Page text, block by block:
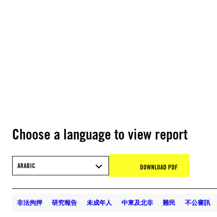
Choose a language to view report
ARABIC DOWNLOAD PDF
非法拘押 研究報告 未成年人 中東及北非 難民 不公審訊